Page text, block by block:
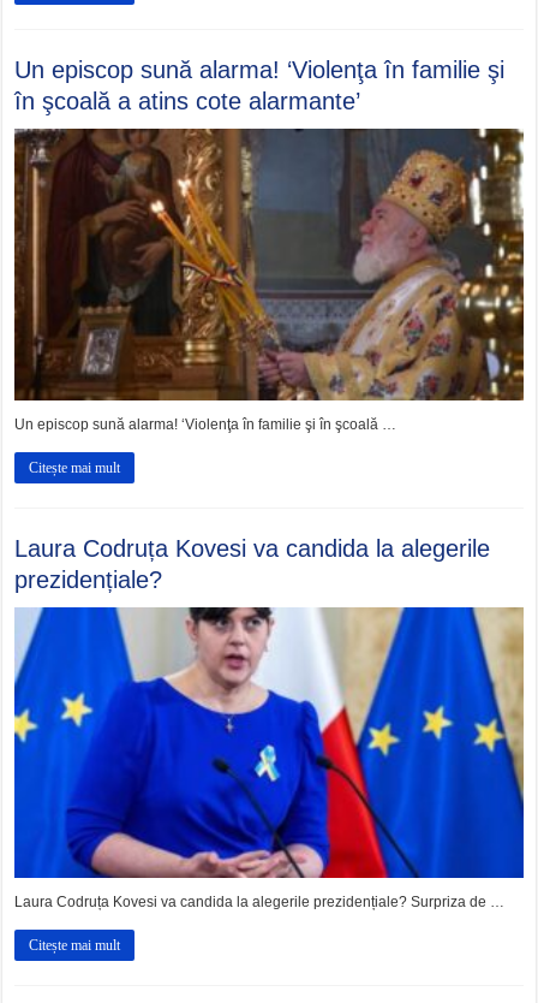
Un episcop sună alarma! ‘Violenţa în familie şi
în şcoală a atins cote alarmante’
Un episcop sună alarma! ‘Violenţa în familie şi în şcoală …
Citește mai mult
Laura Codruța Kovesi va candida la alegerile
prezidențiale?
Laura Codruța Kovesi va candida la alegerile prezidențiale? Surpriza de …
Citește mai mult